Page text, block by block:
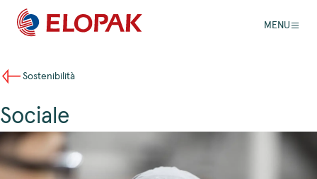
MENU
Sostenibilità
Sociale